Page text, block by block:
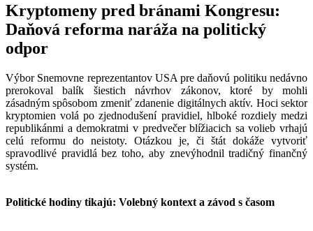
Kryptomeny pred bránami Kongresu:
Daňová reforma naráža na politický
odpor
Výbor Snemovne reprezentantov USA pre daňovú politiku nedávno
prerokoval balík šiestich návrhov zákonov, ktoré by mohli
zásadným spôsobom zmeniť zdanenie digitálnych aktív. Hoci sektor
kryptomien volá po zjednodušení pravidiel, hlboké rozdiely medzi
republikánmi a demokratmi v predvečer blížiacich sa volieb vrhajú
celú reformu do neistoty. Otázkou je, či štát dokáže vytvoriť
spravodlivé pravidlá bez toho, aby znevýhodnil tradičný finančný
systém.
Politické hodiny tikajú: Volebný kontext a závod s časom